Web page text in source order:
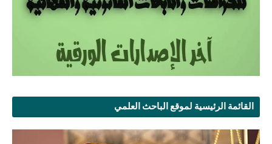
القائمة الرئيسية لموقع الباحث العلمي